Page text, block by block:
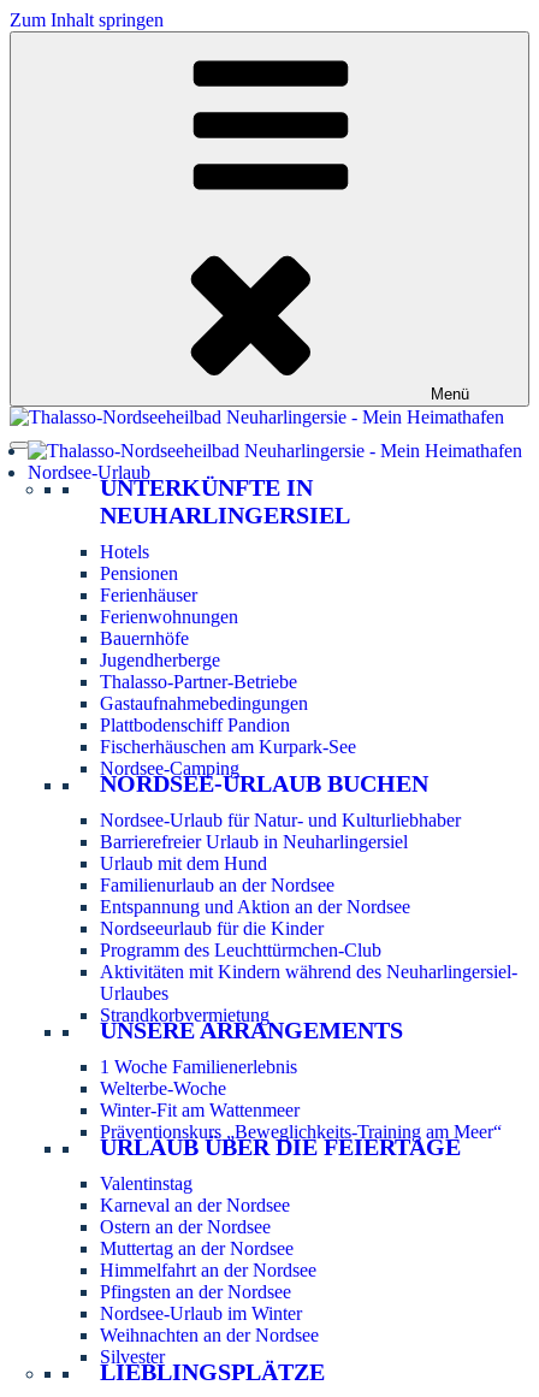
Zum Inhalt springen
Menü
Nordsee-Urlaub
UNTERKÜNFTE IN
NEUHARLINGERSIEL
Hotels
Pensionen
Ferienhäuser
Ferienwohnungen
Bauernhöfe
Jugendherberge
Thalasso-Partner-Betriebe
Gastaufnahmebedingungen
Plattbodenschiff Pandion
Fischerhäuschen am Kurpark-See
Nordsee-Camping
NORDSEE-URLAUB BUCHEN
Nordsee-Urlaub für Natur- und Kulturliebhaber
Barrierefreier Urlaub in Neuharlingersiel
Urlaub mit dem Hund
Familienurlaub an der Nordsee
Entspannung und Aktion an der Nordsee
Nordseeurlaub für die Kinder
Programm des Leuchttürmchen-Club
Aktivitäten mit Kindern während des Neuharlingersiel-
Urlaubes
Strandkorbvermietung
UNSERE ARRANGEMENTS
1 Woche Familienerlebnis
Welterbe-Woche
Winter-Fit am Wattenmeer
Präventionskurs „Beweglichkeits-Training am Meer“
URLAUB ÜBER DIE FEIERTAGE
Valentinstag
Karneval an der Nordsee
Ostern an der Nordsee
Muttertag an der Nordsee
Himmelfahrt an der Nordsee
Pfingsten an der Nordsee
Nordsee-Urlaub im Winter
Weihnachten an der Nordsee
Silvester
LIEBLINGSPLÄTZE